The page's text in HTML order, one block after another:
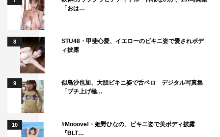
「おは…
8
STU48・甲斐心愛、イエローのビキニ姿で愛されボデ
ィ披露
9
似鳥沙也加、大胆ビキニ姿で舌ペロ デジタル写真集
「ブチ上げ極…
10
#Mooove!・姫野ひなの、ビキニ姿で美ボディ披露
『BLT…